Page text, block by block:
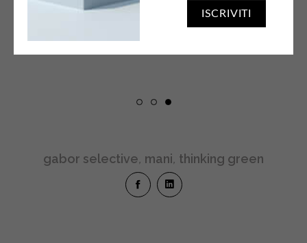
ISCRIVITI
€
mani
antiage
gabor selective, mani, thinking green